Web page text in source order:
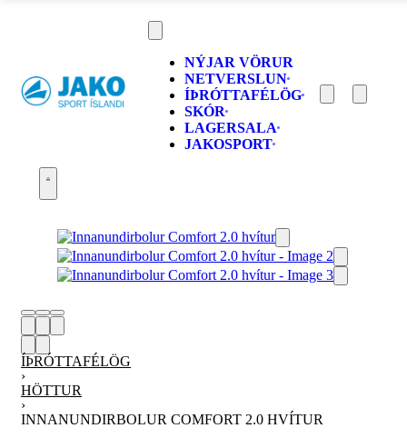
NÝJAR VÖRUR
NETVERSLUN
ÍÞRÓTTAFÉLÖG
SKÓR
LAGERSALA
JAKOSPORT
ÍÞRÓTTAFÉLÖG
›
HÖTTUR
›
INNANUNDIRBOLUR COMFORT 2.0 HVÍTUR